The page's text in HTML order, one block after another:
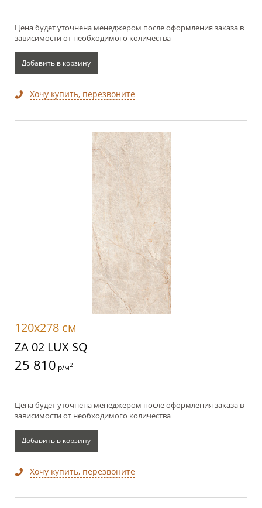
Цена будет уточнена менеджером после оформления заказа в
зависимости от необходимого количества
Добавить в корзину
Хочу купить, перезвоните
120x278 см
ZA 02 LUX SQ
25 810 р/м2
Цена будет уточнена менеджером после оформления заказа в
зависимости от необходимого количества
Добавить в корзину
Хочу купить, перезвоните